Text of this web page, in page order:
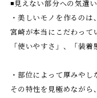
◾️見えない部分への気遣い
・美しいモノを作るの
宮崎が本当にこだわって
「使いやすさ」、「装
・部位によって厚みや
その特性を見極めなが